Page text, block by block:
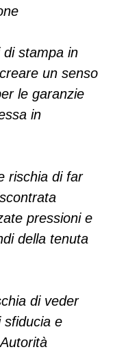
di stampa in
un senso
le garanzie
in
rischia di far
pressioni e
della tenuta
di veder
sfiducia e